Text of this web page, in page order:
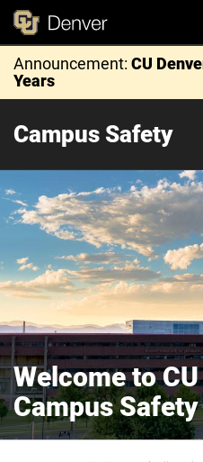
Announcement: CU
Years
Campus Safety
Welcome to
Campus Safety